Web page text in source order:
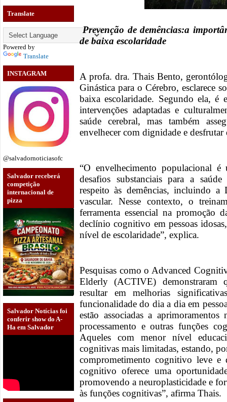
Translate
Powered by
Translate
INSTAGRAM
@salvadornoticiasofc
Salvador receberá
competição
internacional de
pizza
Salvador Notícias foi
conferir show do A-
Ha em Salvador
Prevenção de demências:a
de baixa escolaridade
A profa. dra. Thais Bento,
Ginástica para o Cérebro, esclarece
baixa escolaridade. Segundo ela, é
intervenções adaptadas e
saúde cerebral, mas também
envelhecer com dignidade e
“O envelhecimento populacional
desafios substanciais para a
respeito às demências, incluindo
vascular. Nesse contexto, o
ferramenta essencial na promoção
declínio cognitivo em pessoas
nível de escolaridade”, explica.
Pesquisas como o Advanced
Elderly (ACTIVE) demonstraram
resultar em melhorias
funcionalidade do dia a dia em
estão associadas a
processamento e outras funções
Aqueles com menor nível
cognitivas mais limitadas, estando,
comprometimento cognitivo leve e
cognitivo oferece uma
promovendo a neuroplasticidade e
às funções cognitivas”, afirma Thais.